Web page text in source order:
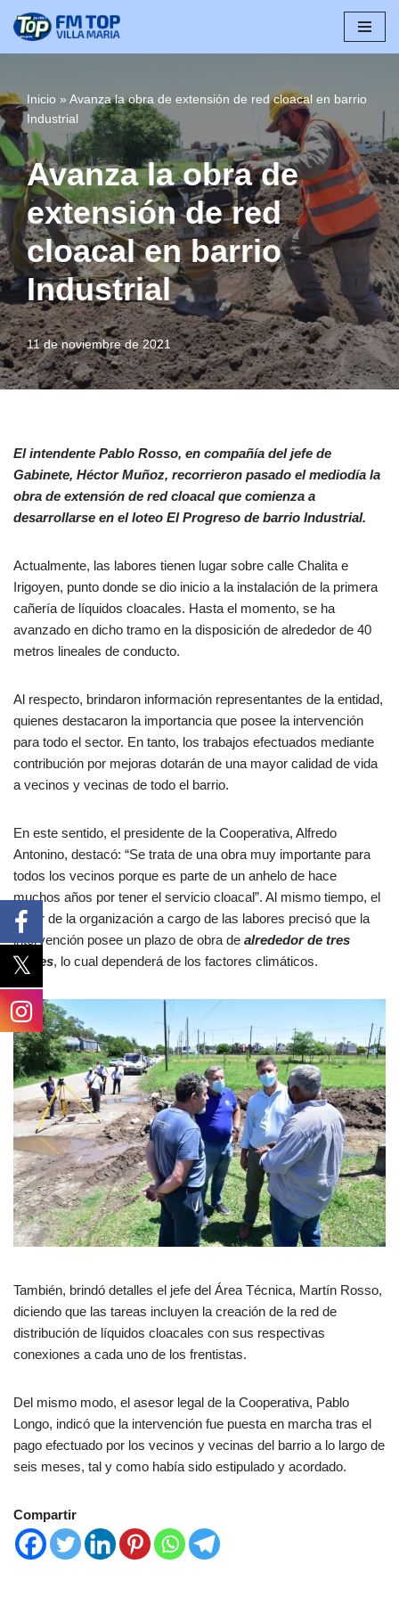
contenido
Inicio » Avanza la obra de extensión de red cloacal en barrio
Industrial
Avanza la obra de
extensión de red
cloacal en barrio
Industrial
11 de noviembre de 2021
El intendente Pablo Rosso, en compañía del jefe de
Gabinete, Héctor Muñoz, recorrieron pasado el mediodía la
obra de extensión de red cloacal que comienza a
desarrollarse en el loteo El Progreso de barrio Industrial.
Actualmente, las labores tienen lugar sobre calle Chalita e
Irigoyen, punto donde se dio inicio a la instalación de la primera
cañería de líquidos cloacales. Hasta el momento, se ha
avanzado en dicho tramo en la disposición de alrededor de 40
metros lineales de conducto.
Al respecto, brindaron información representantes de la entidad,
quienes destacaron la importancia que posee la intervención
para todo el sector. En tanto, los trabajos efectuados mediante
contribución por mejoras dotarán de una mayor calidad de vida
a vecinos y vecinas de todo el barrio.
En este sentido, el presidente de la Cooperativa, Alfredo
Antonino, destacó: “Se trata de una obra muy importante para
todos los vecinos porque es parte de un anhelo de hace
muchos años por tener el servicio cloacal”. Al mismo tiempo, el
titular de la organización a cargo de las labores precisó que la
intervención posee un plazo de obra de alrededor de tres
meses, lo cual dependerá de los factores climáticos.
También, brindó detalles el jefe del Área Técnica, Martín Rosso,
diciendo que las tareas incluyen la creación de la red de
distribución de líquidos cloacales con sus respectivas
conexiones a cada uno de los frentistas.
Del mismo modo, el asesor legal de la Cooperativa, Pablo
Longo, indicó que la intervención fue puesta en marcha tras el
pago efectuado por los vecinos y vecinas del barrio a lo largo de
seis meses, tal y como había sido estipulado y acordado.
Compartir